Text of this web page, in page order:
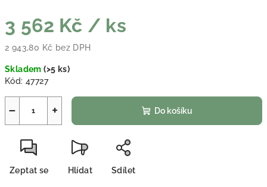
3 562 Kč / ks
2 943,80 Kč bez DPH
Skladem(>5 ks)
Kód: 47727
+
− Do košíku
Zeptat se Hlídat Sdílet